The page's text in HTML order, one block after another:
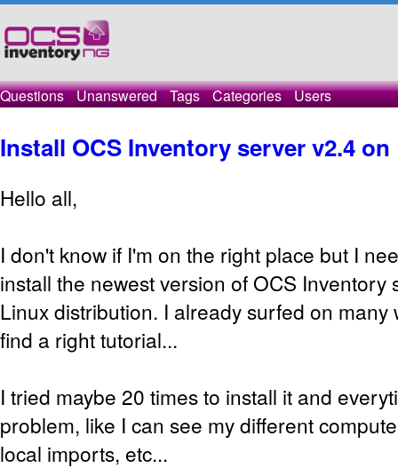
Questions Unanswered Tags Categories Users
Install OCS Inventory server v2.4
Hello all,
I don't know if I'm on the right place but I
install the newest version of OCS Inventory
Linux distribution. I already surfed on many
find a right tutorial...
I tried maybe 20 times to install it and
problem, like I can see my different
local imports, etc...